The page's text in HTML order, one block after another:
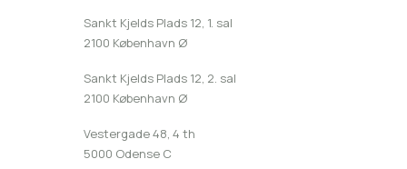
Sankt Kjelds Plads 12, 1. sal
2100 København Ø
Sankt Kjelds Plads 12, 2. sal
2100 København Ø
Vestergade 48, 4 th
5000 Odense C